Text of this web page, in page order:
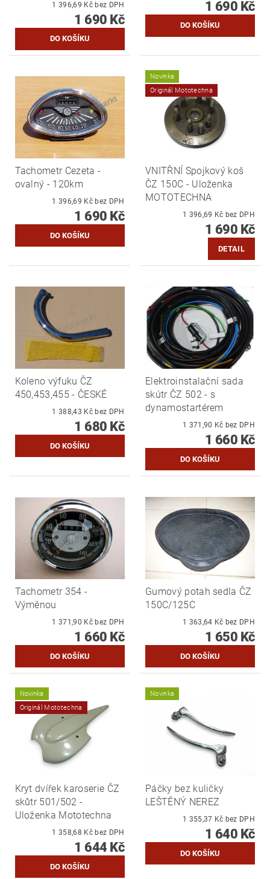
1 396,69 Kč bez DPH
1 690 Kč
1 690 Kč
Tachometr Cezeta -
ovalný - 120km
1 396,69 Kč bez DPH
1 690 Kč
Novinka
Originál Mototechna
VNITŘNÍ Spojkový koš
ČZ 150C - Uloženka
MOTOTECHNA
1 396,69 Kč bez DPH
1 690 Kč
DETAIL
Koleno výfuku ČZ
450,453,455 - ČESKÉ
1 388,43 Kč bez DPH
1 680 Kč
Elektroinstalační sada
skútr ČZ 502 - s
dynamostartérem
1 371,90 Kč bez DPH
1 660 Kč
Tachometr 354 -
Výměnou
1 371,90 Kč bez DPH
1 660 Kč
Gumový potah sedla ČZ
150C/125C
1 363,64 Kč bez DPH
1 650 Kč
Novinka
Originál Mototechna
Kryt dvířek karoserie ČZ
skůtr 501/502 -
Uloženka Mototechna
1 358,68 Kč bez DPH
1 644 Kč
Novinka
Páčky bez kuličky
LEŠTĚNÝ NEREZ
1 355,37 Kč bez DPH
1 640 Kč